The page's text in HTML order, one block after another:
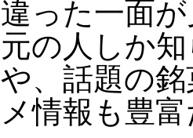
違った一面
元の人しか
や、話題の
メ情報も豊